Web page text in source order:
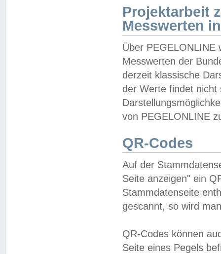
Projektarbeit
Messwerten
Über PEGELONLINE
Messwerten der
derzeit klassische
der Werte findet
von PEGELONLINE
QR-Codes
Auf der
Seite anzeigen" ein
Stammdatenseite
gescannt, so wird
QR-Codes können
Seite eines Pegels